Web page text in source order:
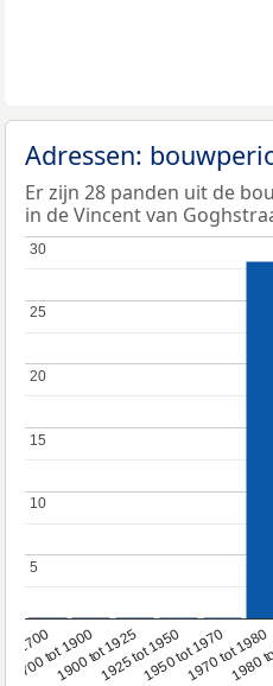
Adressen:
Er zijn 28 panden uit de
in de Vincent van
1700
1700 tot 1900
1900 tot 19251925 tot 19501950 tot 19701970 tot 1980
1980
5
5
10
10
15
15
20
20
25
25
30
30